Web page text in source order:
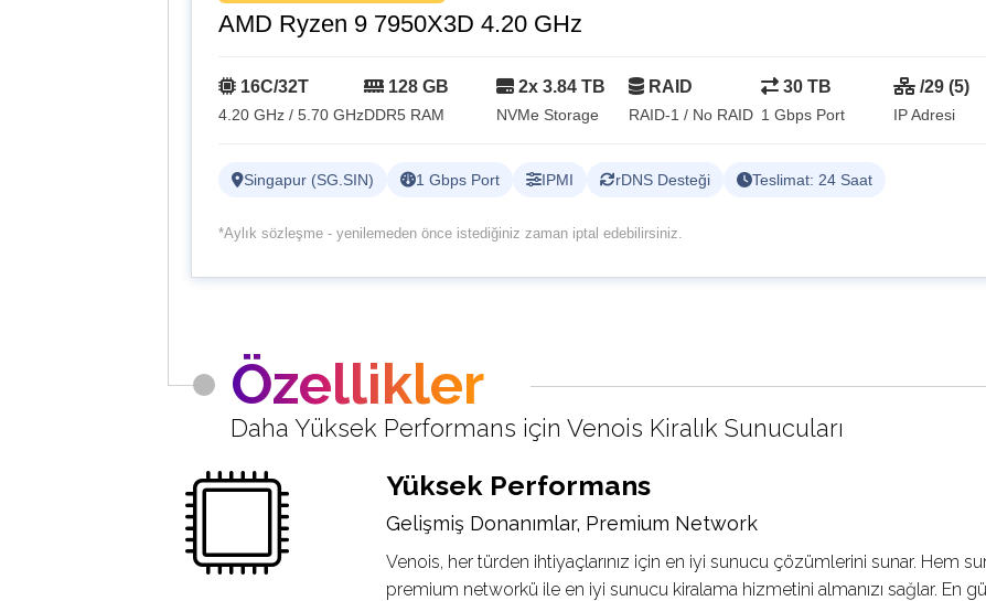
AMD Ryzen 9 7950X3D 4.20 GHz
16C/32T
4.20 GHz / 5.70 GHz
128 GB
DDR5 RAM
2x 3.84 TB
NVMe Storage
RAID
RAID-1 / No RAID
30 TB
1 Gbps Port
/29 (5)
IP Adresi
Singapur (SG.SIN) 1 Gbps Port IPMI rDNS Desteği Teslimat: 24 Saat
*Aylık sözleşme - yenilemeden önce istediğiniz zaman iptal edebilirsiniz.
Özellikler
Daha Yüksek Performans için Venois Kiralık Sunucuları
Yüksek Performans
Gelişmiş Donanımlar, Premium Network
Venois, her türden ihtiyaçlarınız için en iyi sunucu çözümlerini sunar. Hem
premium networkü ile en iyi sunucu kiralama hizmetini almanızı sağlar. En